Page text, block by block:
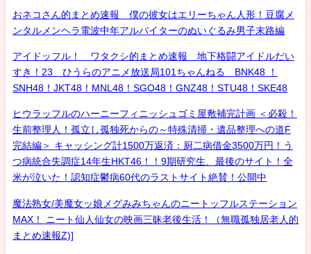
おネコさん的まとめ速報 僕の彼女はエリーちゃん人形！豆腐メ
ンタルメンヘラ電波中年アルバイターのぬいぐるみ男子末路編
アイドッフル！ ワタクシ的まとめ速報 地下格闘アイドルだい
すき！23 ひうらのアニメ放送局101ちゃんねる BNK48 ！
SNH48！JKT48！MNL48！SGO48！GNZ48！STU48！SKE48
ヒウラッフルのハーニーフィニッシュゴミ屋敷補完計画 ＜必殺！
生前整理人！孤立し孤独死からの～特殊清掃・遺品整理への道F
完結編＞ キャッシング計1500万返済：厨二病借金3500万円！う
つ病統合失調症14年生HKT46！！9期研究生、最後のサイト！全
米が泣いた！認知症鬱病60代のラストサイト絶賛！公開中
魔法熟女/美魔女ッ娘メグみみちゃんのニートッフルステーション
MAX！ ニート仙人仙女の映画三昧老後生活！（無職孤独居老人的
まとめ速報Z)]